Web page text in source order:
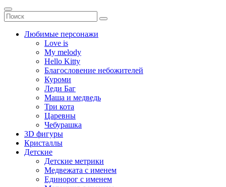
Любимые персонажи
Love is
My melody
Hello Kitty
Благословение небожителей
Куроми
Леди Баг
Маша и медведь
Три кота
Царевны
Чебурашка
3D фигуры
Кристаллы
Детские
Детские метрики
Медвежата с именем
Единорог с именем